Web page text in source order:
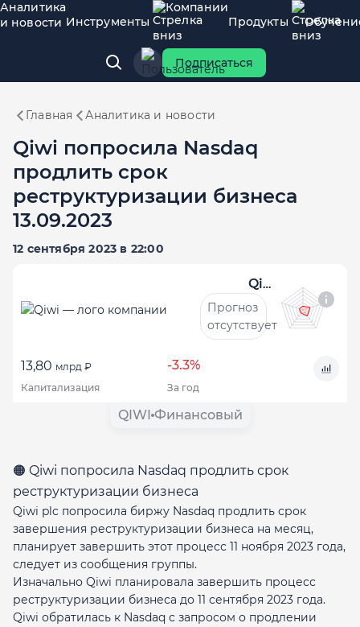
Аналитика
и новости Инструменты
Компании
Продукты
Подписаться
Главная Аналитика и новости
Qiwi попросила Nasdaq
продлить срок
реструктуризации бизнеса
13.09.2023
12 сентября 2023 в 22:00
Qiwi
Прогноз
отсутствует
13,80 млрд ₽ -3.3%
Капитализация За год
QIWI Финансовый
🟠 Qiwi попросила Nasdaq продлить срок
реструктуризации бизнеса
Qiwi plc попросила биржу Nasdaq продлить срок
завершения реструктуризации бизнеса на месяц,
планирует завершить этот процесс 11 ноября 2023 года,
следует из сообщения группы.
Изначально Qiwi планировала завершить процесс
реструктуризации бизнеса до 11 сентября 2023 года.
Qiwi обратилась к Nasdaq с запросом о продлении